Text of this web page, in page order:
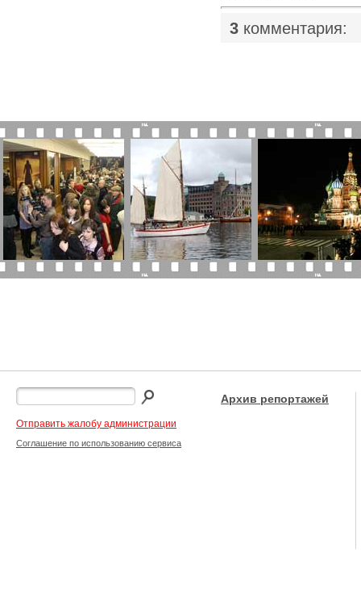
3 комментария:
Отправить жалобу администрации
Соглашение по использованию сервиса
Архив репортажей